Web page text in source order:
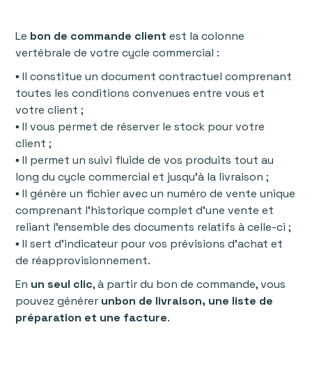
Le bon de commande clientest la colonne
vertébrale de votre cycle commercial :
▪ Il constitue un document contractuel comprenant
toutes les conditions convenues entre vous et
votre client ;
▪ Il vous permet de réserver le stock pour votre
client ;
▪ Il permet un suivi fluide de vos produits tout au
long du cycle commercial et jusqu'à la livraison ;
▪ Il génère un fichier avec un numéro de vente unique
comprenant l’historique complet d’une vente et
reliant l’ensemble des documents relatifs à celle-ci ;
▪ Il sert d’indicateur pour vos prévisions d'achat et
de réapprovisionnement.
En un seul clic, à partir du bon de commande, vous
pouvez générer unbon de livraison, une liste de
préparation et une facture.